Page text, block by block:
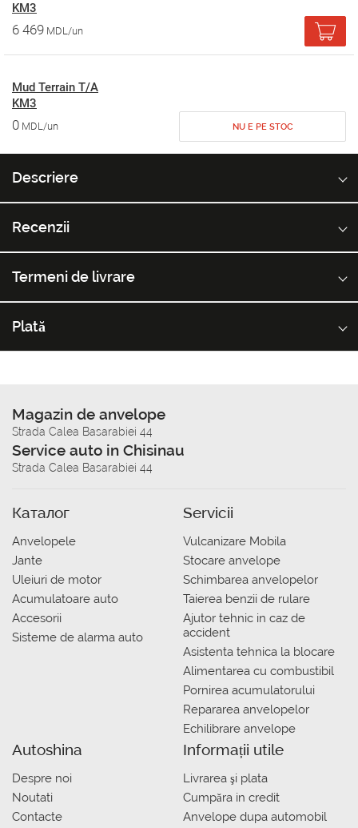
KM3
6 469 MDL/un
Mud Terrain T/A
KM3
0 MDL/un NU E PE STOC
Descriere
Recenzii
Termeni de livrare
Plată
Magazin de anvelope
Strada Calea Basarabiei 44
Service auto in Chisinau
Strada Calea Basarabiei 44
Каталог
Anvelopele
Jante
Uleiuri de motor
Acumulatoare auto
Accesorii
Sisteme de alarma auto
Servicii
Vulcanizare Mobila
Stocare anvelope
Schimbarea anvelopelor
Taierea benzii de rulare
Ajutor tehnic in caz de
accident
Asistenta tehnica la blocare
Alimentarea cu combustibil
Pornirea acumulatorului
Repararea anvelopelor
Echilibrare anvelope
Autoshina
Despre noi
Noutati
Contacte
Informații utile
Livrarea şi plata
Сumpăra in credit
Anvelope dupa automobil